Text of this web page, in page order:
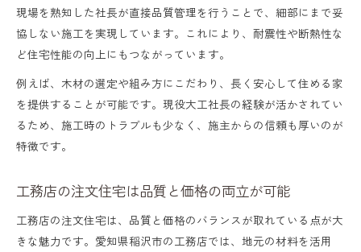
現場を熟知した社長が直接品質管理を行うことで、細部にまで妥
協しない施工を実現しています。これにより、耐震性や断熱性な
ど住宅性能の向上にもつながっています。
例えば、木材の選定や組み方にこだわり、長く安心して住める家
を提供することが可能です。現役大工社長の経験が活かされてい
るため、施工時のトラブルも少なく、施主からの信頼も厚いのが
特徴です。
工務店の注文住宅は品質と価格の両立が可能
工務店の注文住宅は、品質と価格のバランスが取れている点が大
きな魅力です。愛知県稲沢市の工務店では、地元の材料を活用